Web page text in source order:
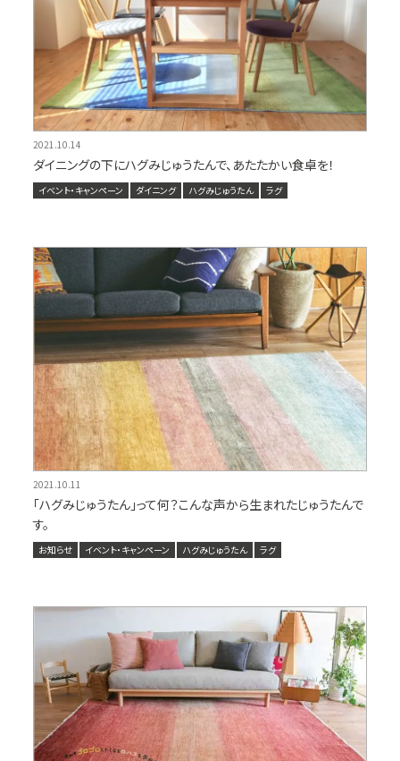
2021.10.14
ダイニングの下にハグみじゅうたんで、あたたかい食卓を！
イベント・キャンペーン ダイニング ハグみじゅうたん ラグ
2021.10.11
「ハグみじゅうたん」って何？こんな声から生まれたじゅうたんで
す。
お知らせ イベント・キャンペーン ハグみじゅうたん ラグ